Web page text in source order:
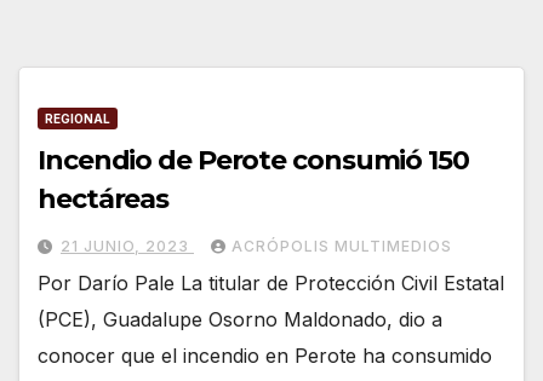
REGIONAL
Incendio de Perote consumió 150
hectáreas
21 JUNIO, 2023 ACRÓPOLIS MULTIMEDIOS
Por Darío Pale La titular de Protección Civil Estatal
(PCE), Guadalupe Osorno Maldonado, dio a
conocer que el incendio en Perote ha consumido